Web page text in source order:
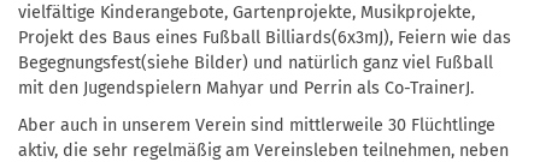
vielfältige Kinderangebote, Gartenprojekte, Musikprojekte,
Projekt des Baus eines Fußball Billiards(6x3mJ), Feiern wie das
Begegnungsfest(siehe Bilder) und natürlich ganz viel Fußball
mit den Jugendspielern Mahyar und Perrin als Co-TrainerJ.
Aber auch in unserem Verein sind mittlerweile 30 Flüchtlinge
aktiv, die sehr regelmäßig am Vereinsleben teilnehmen, neben